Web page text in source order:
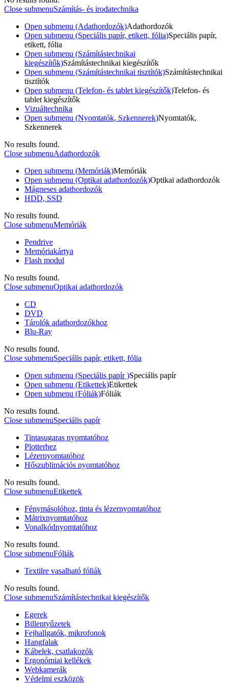
Close submenuSzámítás- és irodatechnika
Open submenu (Adathordozók)Adathordozók
Open submenu (Speciális papír, etikett, fólia)Speciális papír,
etikett, fólia
Open submenu (Számítástechnikai
kiegészítők)Számítástechnikai kiegészítők
Open submenu (Számítástechnikai tisztítók)Számítástechnikai
tisztítók
Open submenu (Telefon- és tablet kiegészítők)Telefon- és
tablet kiegészítők
Vizuáltechnika
Open submenu (Nyomtatók, Szkennerek)Nyomtatók,
Szkennerek
No results found.
Close submenuAdathordozók
Open submenu (Memóriák)Memóriák
Open submenu (Optikai adathordozók)Optikai adathordozók
Mágneses adathordozók
HDD, SSD
No results found.
Close submenuMemóriák
Pendrive
Memóriakártya
Flash modul
No results found.
Close submenuOptikai adathordozók
CD
DVD
Tárolók adathordozókhoz
Blu-Ray
No results found.
Close submenuSpeciális papír, etikett, fólia
Open submenu (Speciális papír )Speciális papír
Open submenu (Etikettek)Etikettek
Open submenu (Fóliák)Fóliák
No results found.
Close submenuSpeciális papír
Tintasugaras nyomtatóhoz
Plotterhez
Lézernyomtatóhoz
Hőszublimációs nyomtatóhoz
No results found.
Close submenuEtikettek
Fénymásolóhoz, tinta és lézernyomtatóhoz
Mátrixnyomtatóhoz
Vonalkódnyomtatóhoz
No results found.
Close submenuFóliák
Textilre vasalható fóliák
No results found.
Close submenuSzámítástechnikai kiegészítők
Egerek
Billentyűzetek
Fejhallgatók, mikrofonok
Hangfalak
Kábelek, csatlakozók
Ergonómiai kellékek
Webkamerák
Védelmi eszközök